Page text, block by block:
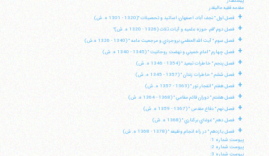
مقدمه فقيه عاليقدر
+ فصل اول " نجف آباد، اصفهان، اساتيد و تحصيلات "(1320 - 1301 ه. ش)
+ فصل دوم "قم، حوزه علميه و آيات ثلاث (1326 - 1320 ه. ش)"
+ فصل سوم " آيت الله العظمي بروجردي و مرجعيت عامه " (1340 - 1326 ه.ش)
+ فصل چهارم " امام خميني و نهضت روحانيت " (1345 - 1340 ه. ش)
+ فصل پنجم " خاطرات تبعيد " (1354 - 1346 ه. ش)
+ فصل ششم " خاطرات زندان " (1357 - 1345 ه. ش)
+ فصل هفتم " انفجار نور " (1363 - 1357 ه. ش)
+ فصل هشتم " دوران قائم مقامي " (1368 - 1364 ه. ش)
+ فصل نهم " دفاع مقدس " (1367 - 1359 ه. ش)
+ فصل دهم " غوغاي بركناري " (1368 ه. ش)
+
فصل يازدهم " در راه انجام وظيفه " (1378 - 1368 ه. ش)
پيوست شماره 1:
پيوست شماره 2:
پيوست شماره 3: